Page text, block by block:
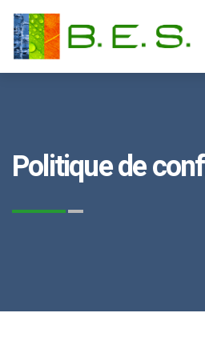
Politique de